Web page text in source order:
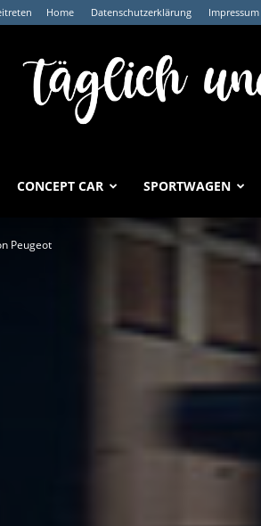
Home Datenschutzerklärung Impressum
CONCEPT CAR SPORTWAGEN
Peugeot